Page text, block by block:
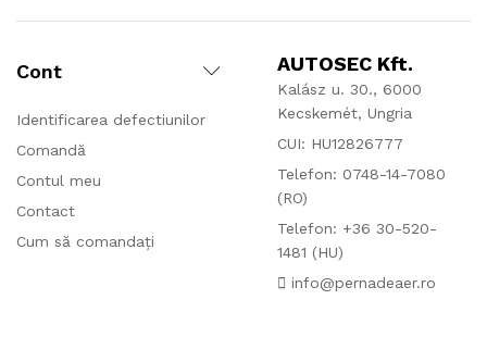
Cont
Identificarea defectiunilor
Comandă
Contul meu
Contact
Cum să comandați
AUTOSEC Kft.
Kalász u. 30., 6000
Kecskemét, Ungria
CUI: HU12826777
Telefon: 0748-14-7080
(RO)
Telefon: +36 30-520-
1481 (HU)
info@pernadeaer.ro